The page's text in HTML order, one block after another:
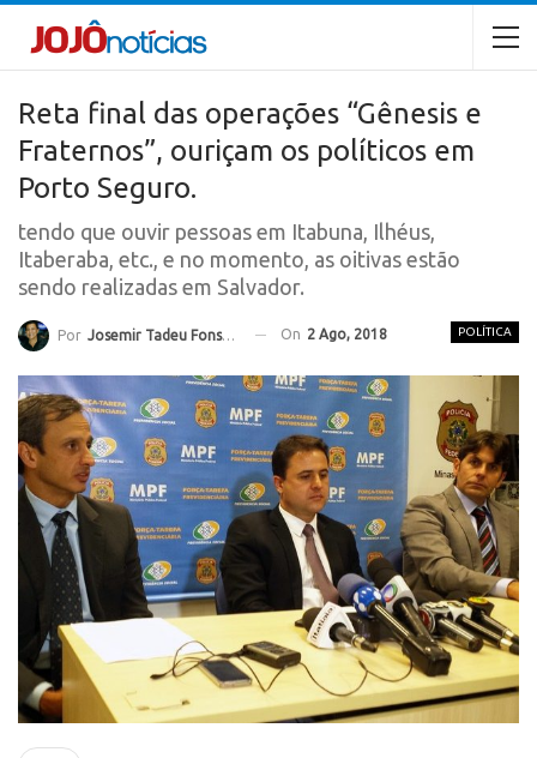
Reta final das operações “Gênesis e
Fraternos”, ouriçam os políticos em
Porto Seguro.
tendo que ouvir pessoas em Itabuna, Ilhéus,
Itaberaba, etc., e no momento, as oitivas estão
sendo realizadas em Salvador.
POLÍTICA
Por Josemir Tadeu Fonseca On 2 Ago, 2018